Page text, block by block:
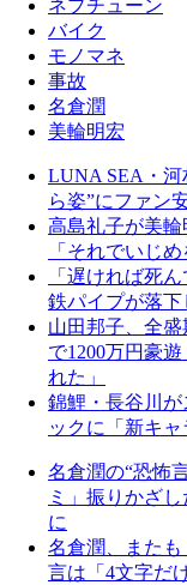
ネプチューン
バイク
モノマネ
事故
名倉潤
美輪明宏
LUNA SEA・河
ら姿”にファン
高島礼子が美
「それでいじ
「遅ければ死
鉄パイプが落
山田邦子、全
で1200万円豪
れた」
錦鯉・長谷川
ックに「新キ
名倉潤の“恐怖
ミ」振りかざ
に
名倉潤、また
言は「4文字だ